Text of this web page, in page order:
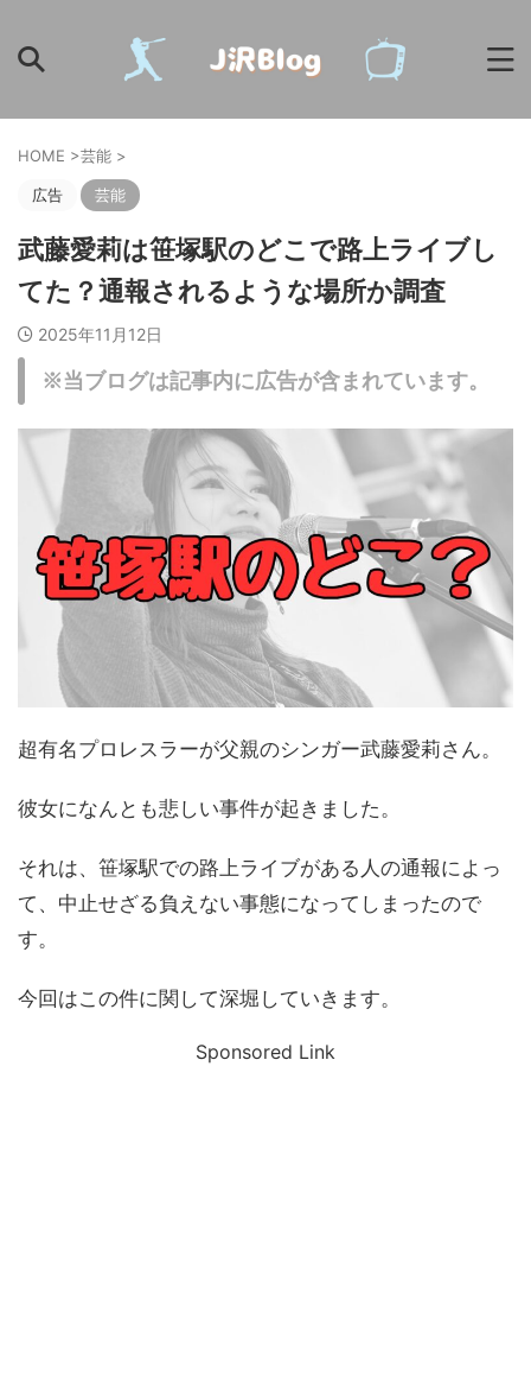
HOME >芸能 >
広告 芸能
武藤愛莉は笹塚駅のどこで路上ライブし
てた？通報されるような場所か調査
2025年11月12日
※当ブログは記事内に広告が含まれています。
超有名プロレスラーが父親のシンガー武藤愛莉さん。
彼女になんとも悲しい事件が起きました。
それは、笹塚駅での路上ライブがある人の通報によっ
て、中止せざる負えない事態になってしまったので
す。
今回はこの件に関して深堀していきます。
Sponsored Link